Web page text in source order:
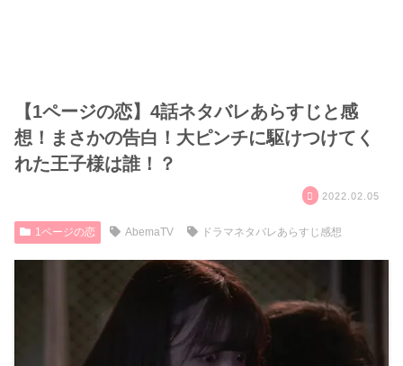
【1ページの恋】4話ネタバレあらすじと感
想！まさかの告白！大ピンチに駆けつけてく
れた王子様は誰！？
2022.02.05
1ページの恋 AbemaTV ドラマネタバレあらすじ感想